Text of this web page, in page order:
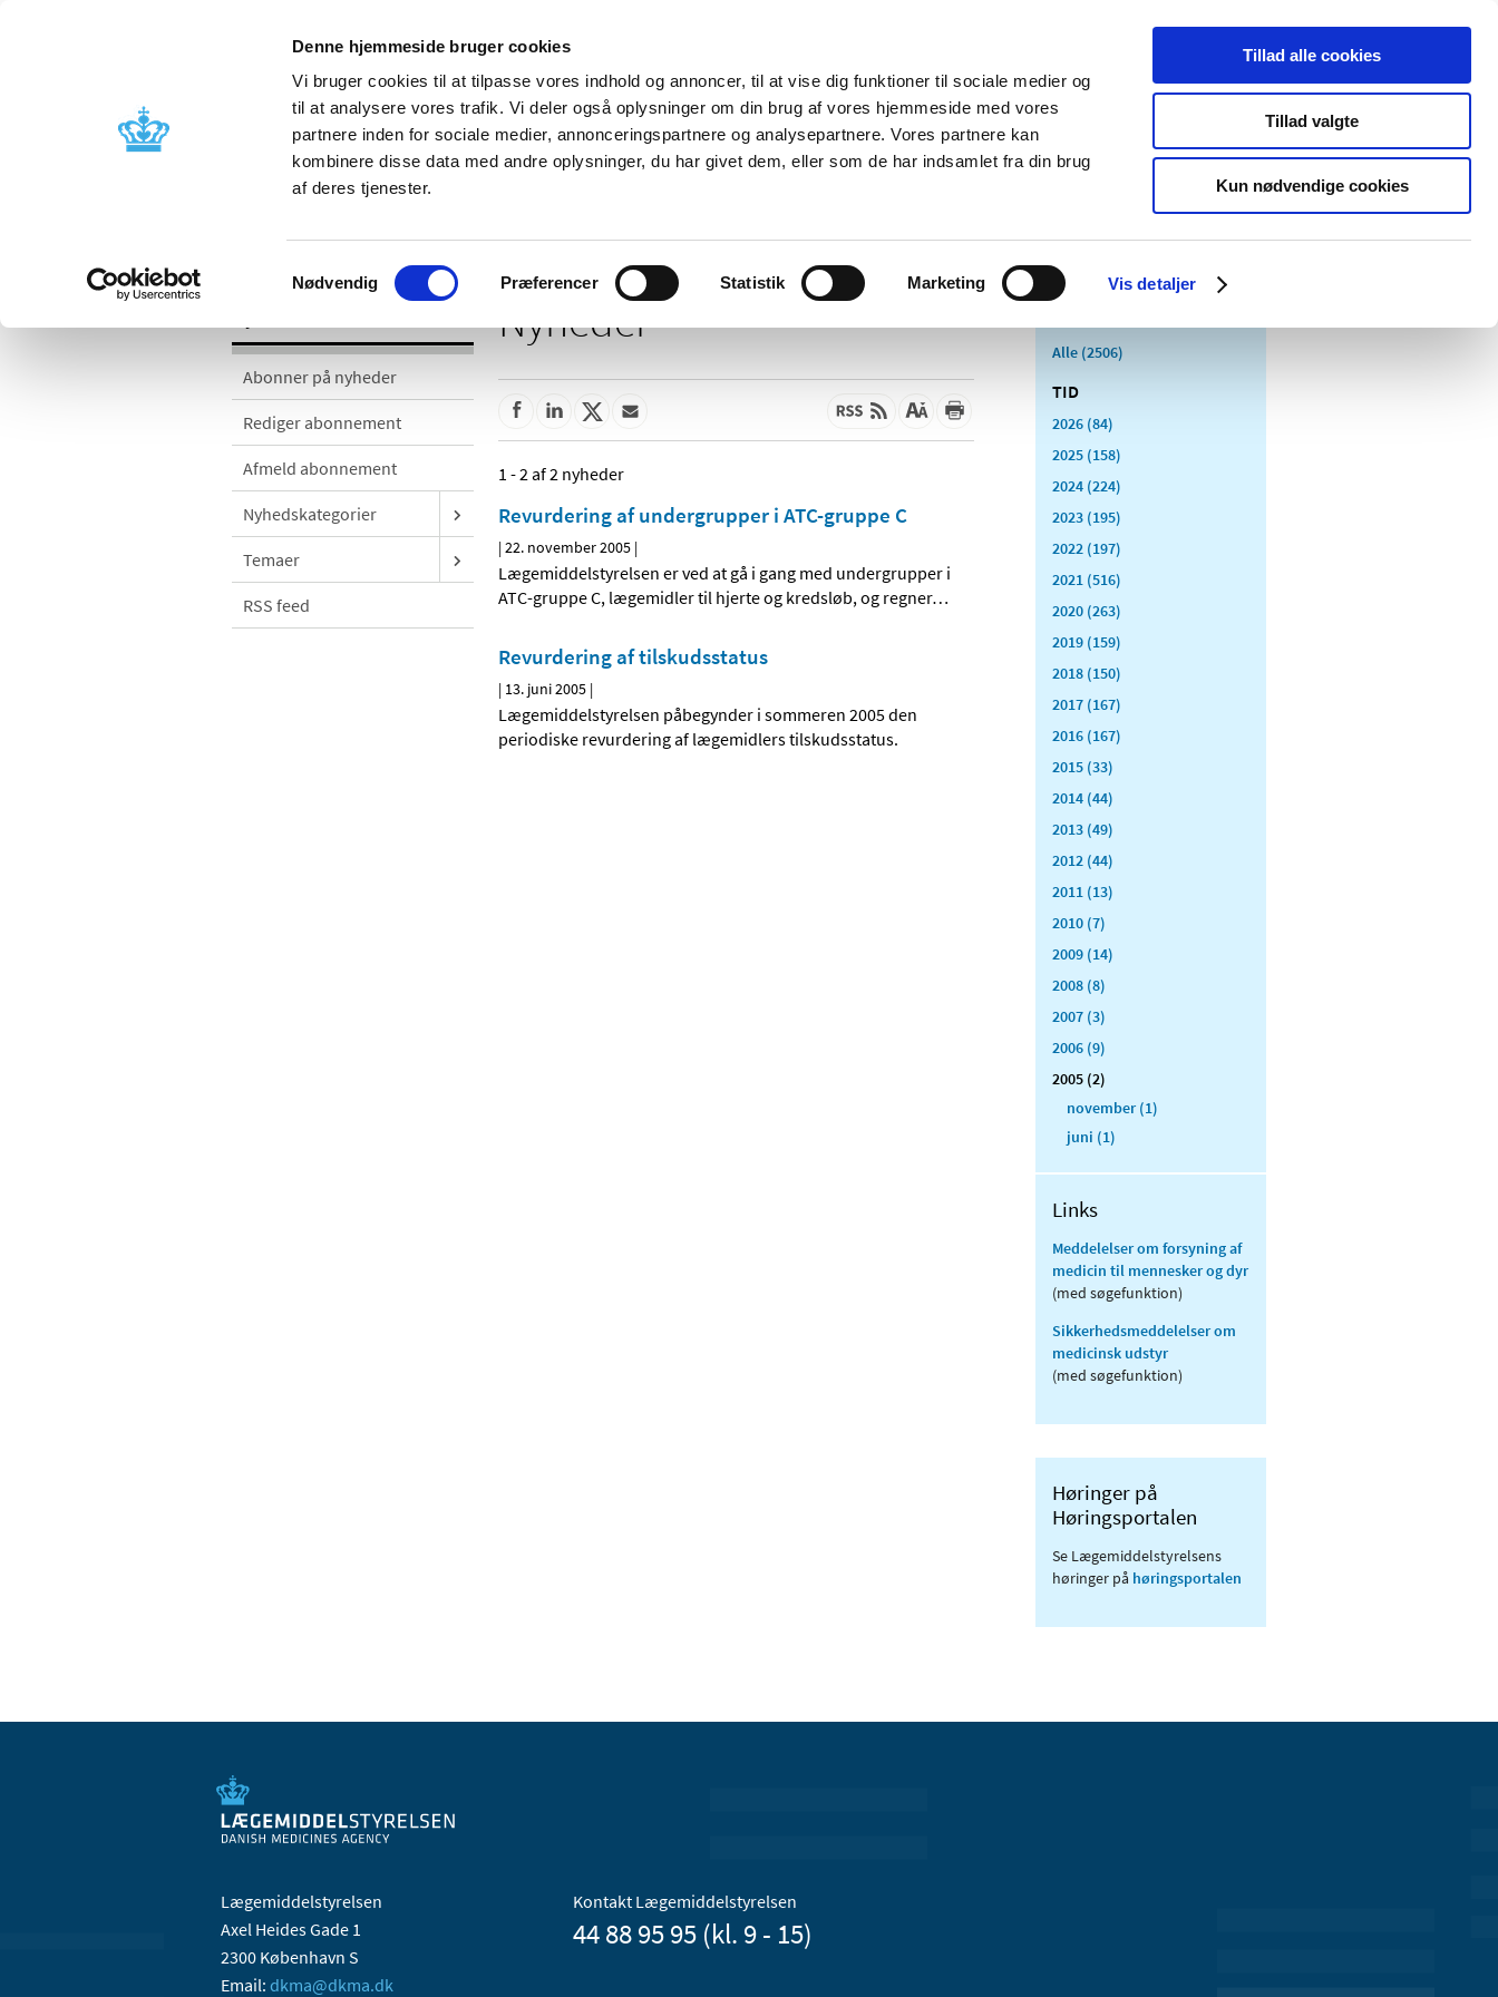
Denne hjemmeside bruger cookies
Vi bruger cookies til at tilpasse vores indhold og annoncer, til at vise dig funktioner til sociale medier og
til at analysere vores trafik. Vi deler også oplysninger om din brug af vores hjemmeside med vores
partnere inden for sociale medier, annonceringspartnere og analysepartnere. Vores partnere kan
kombinere disse data med andre oplysninger, du har givet dem, eller som de har indsamlet fra din brug
af deres tjenester.
Samtykkevalg
Nødvendig Præferencer Statistik Marketing Vis detaljer
Tillad alle cookies
Tillad valgte
Kun nødvendige cookies
Nyheder Om os Kontakt Udgivelser
Godkendelse og
Bivirkninger og
produktinformation
Tilskud og
Apoteker og salg af
Medicinsk
Særlige
produktområder
Abonner på nyheder
Rediger abonnement
Afmeld abonnement
Nyhedskategorier
Temaer
RSS feed
Nyheder
1 - 2 af 2 nyheder
Revurdering af undergrupper i ATC-gruppe C
|22. november 2005 |
Lægemiddelstyrelsen er ved at gå i gang med undergrupper i
ATC-gruppe C, lægemidler til hjerte og kredsløb, og regner…
Revurdering af tilskudsstatus
| 13. juni 2005 |
Lægemiddelstyrelsen påbegynder i sommeren 2005 den
periodiske revurdering af lægemidlers tilskudsstatus.
Alle (2506)
TID
2026 (84)
2025 (158)
2024 (224)
2023 (195)
2022 (197)
2021 (516)
2020 (263)
2019 (159)
2018 (150)
2017 (167)
2016 (167)
2015 (33)
2014 (44)
2013 (49)
2012 (44)
2011 (13)
2010 (7)
2009 (14)
2008 (8)
2007 (3)
2006 (9)
2005 (2)
november (1)
juni (1)
Links
Meddelelser om forsyning af
medicin til mennesker og dyr
(med søgefunktion)
Sikkerhedsmeddelelser om
medicinsk udstyr
(med søgefunktion)
Høringer på
Høringsportalen
Se Lægemiddelstyrelsens
høringer på høringsportalen
Lægemiddelstyrelsen
Axel Heides Gade 1
2300 København S
Email: dkma@dkma.dk
Kontakt Lægemiddelstyrelsen
44 88 95 95 (kl. 9 - 15)